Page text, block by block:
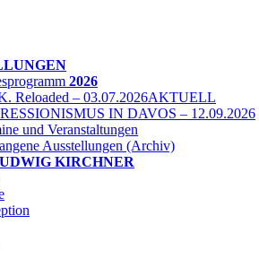
2026
Reloaded – 03.07.2026AKTUELL
IN DAVOS – 12.09.2026
und Veranstaltungen
Ausstellungen (Archiv)
KIRCHNER